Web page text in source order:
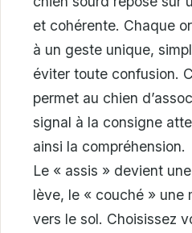
et cohérente. Chaque
à un geste unique,
éviter toute confusion.
permet au chien
signal à la consigne
ainsi la compréhension.
Le « assis » devient
lève, le « couché » une
vers le sol. Choisissez